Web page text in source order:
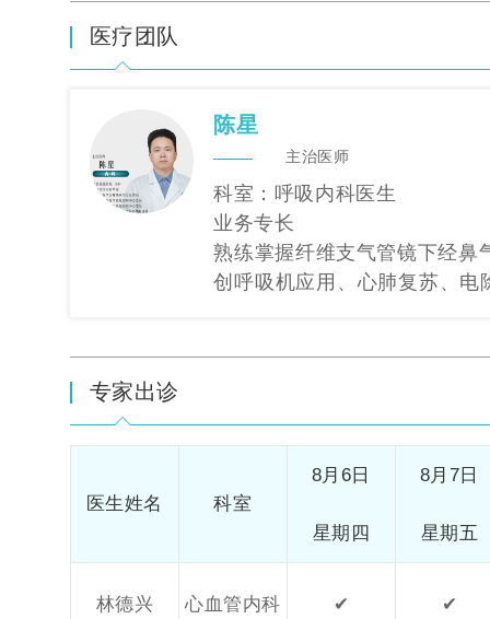
医疗团队
陈星
主治医师
科室：呼吸内科医生
业务专长
熟练掌握纤维支气管镜下经鼻
创呼吸机应用、心肺复苏、
专家出诊
医生姓名 科室
8月6日
星期四
8月7日
星期五
林德兴 心血管内科 ✔ ✔